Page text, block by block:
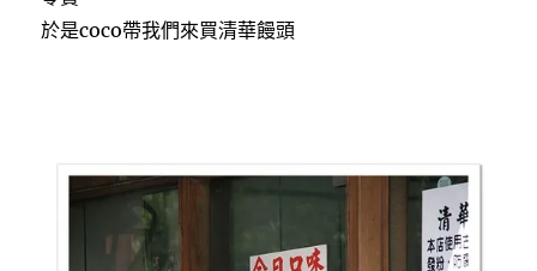
於是coco帶我們來買清華饅頭